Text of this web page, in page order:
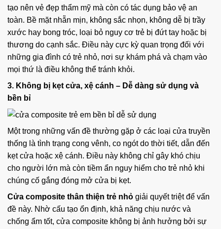
tạo nên vẻ đẹp thẩm mỹ mà còn có tác dụng bảo vệ an
toàn. Bề mặt nhẵn mịn, không sắc nhọn, không dễ bị trầy
xước hay bong tróc, loại bỏ nguy cơ trẻ bị đứt tay hoặc bị
thương do cạnh sắc. Điều này cực kỳ quan trọng đối với
những gia đình có trẻ nhỏ, nơi sự khám phá và chạm vào
mọi thứ là điều không thể tránh khỏi.
3. Không bị kẹt cửa, xệ cánh – Dễ dàng sử dụng và
bền bỉ
Một trong những vấn đề thường gặp ở các loại cửa truyền
thống là tình trạng cong vênh, co ngót do thời tiết, dẫn đến
kẹt cửa hoặc xệ cánh. Điều này không chỉ gây khó chịu
cho người lớn mà còn tiềm ẩn nguy hiểm cho trẻ nhỏ khi
chúng cố gắng đóng mở cửa bị kẹt.
Cửa composite thân thiện trẻ nhỏ giải quyết triệt để vấn
đề này. Nhờ cấu tạo ổn định, khả năng chịu nước và
chống ẩm tốt, cửa composite không bị ảnh hưởng bởi sự